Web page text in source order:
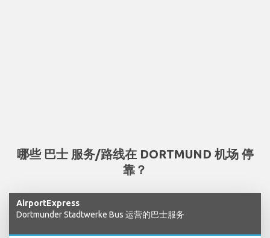
哪些 巴士 服务/路线在 DORTMUND 机场 停
靠？
AirportExpress
Dortmunder Stadtwerke Bus 运营的巴士服务